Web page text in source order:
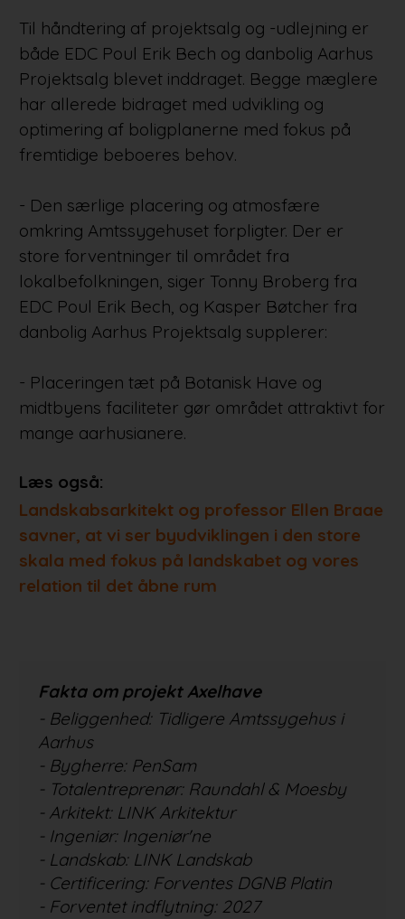
Til håndtering af projektsalg og -udlejning er
både EDC Poul Erik Bech og danbolig Aarhus
Projektsalg blevet inddraget. Begge mæglere
har allerede bidraget med udvikling og
optimering af boligplanerne med fokus på
fremtidige beboeres behov.
- Den særlige placering og atmosfære
omkring Amtssygehuset forpligter. Der er
store forventninger til området fra
lokalbefolkningen, siger Tonny Broberg fra
EDC Poul Erik Bech, og Kasper Bøtcher fra
danbolig Aarhus Projektsalg supplerer:
- Placeringen tæt på Botanisk Have og
midtbyens faciliteter gør området attraktivt for
mange aarhusianere.
Læs også:
Landskabsarkitekt og professor Ellen Braae
savner, at vi ser byudviklingen i den store
skala med fokus på landskabet og vores
relation til det åbne rum
Fakta om projekt Axelhave
- Beliggenhed: Tidligere Amtssygehus i
Aarhus
- Bygherre: PenSam
- Totalentreprenør: Raundahl & Moesby
- Arkitekt: LINK Arkitektur
- Ingeniør: Ingeniør'ne
- Landskab: LINK Landskab
- Certificering: Forventes DGNB Platin
- Forventet indflytning: 2027